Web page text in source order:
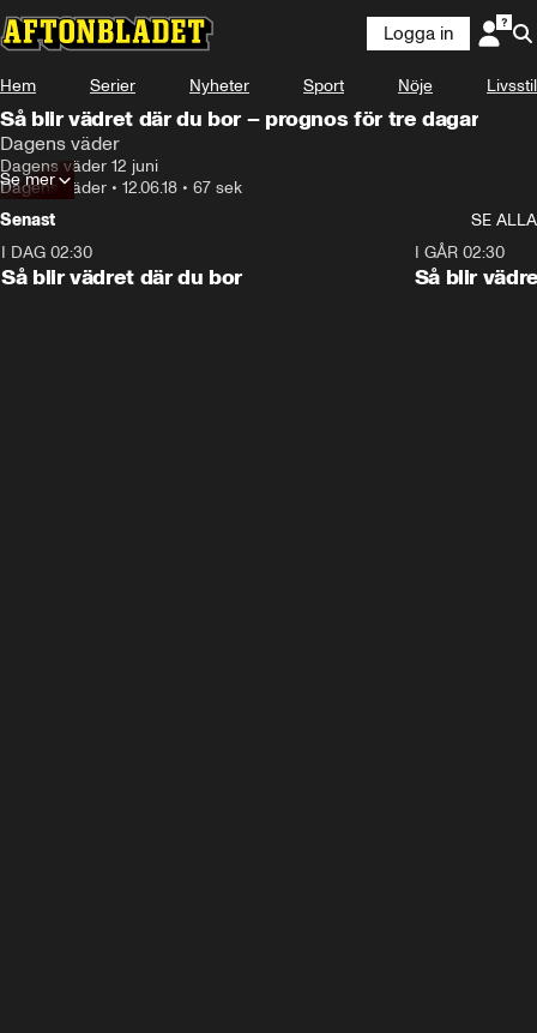
Logga in
Hem Serier Nyheter Sport Nöje Livsstil
Så blir vädret där du bor – prognos för tre dagar
Dagens väder
Dagens väder 12 juni
Dagens väder • 12.06.18 • 67 sek
Se mer
Senast
SE ALLA
I DAG 02:30
Så blir vädret där du bor
I GÅR 02:30
Så blir